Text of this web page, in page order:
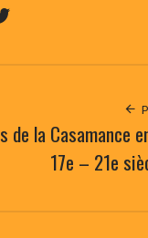
de la Casamance
17e – 21e